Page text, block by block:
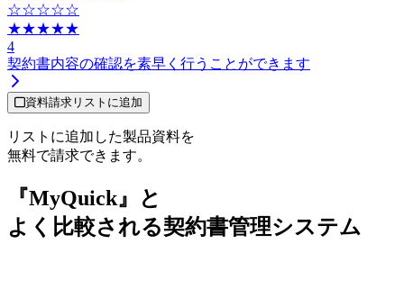
☆☆☆☆☆
★★★★★
4
契約書内容の確認を素早く行うことができます
資料請求リストに追加
リストに追加した製品資料を
無料で請求できます。
『MyQuick』と
よく比較される契約書管理システム